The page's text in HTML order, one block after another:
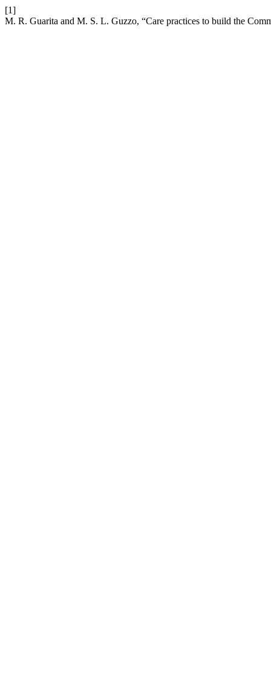
[1]
M. R. Guarita and M. S. L. Guzzo, “Care practices to build the